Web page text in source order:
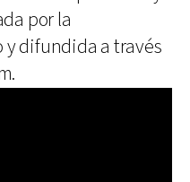
por la
difundida a través